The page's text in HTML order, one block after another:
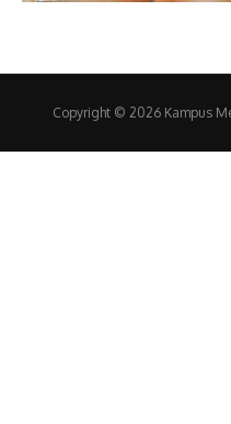
Copyright © 2026 Kampus